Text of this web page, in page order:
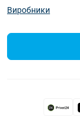
Виробники